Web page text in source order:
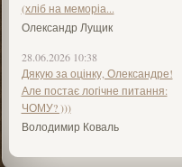
(хліб на меморіа...
Олександр Лущик
28.06.2026 10:38
Дякую за оцінку, Олександре!
Але постає логічне питання:
ЧОМУ? )))
Володимир Коваль